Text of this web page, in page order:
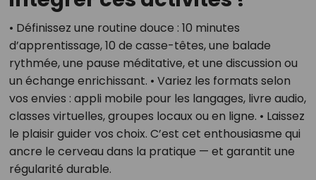
• Définissez une routine douce : 10 minutes
d’apprentissage, 10 de casse-têtes, une balade
rythmée, une pause méditative, et une discussion ou
un échange enrichissant. • Variez les formats selon
vos envies : appli mobile pour les langages, livre audio,
classes virtuelles, groupes locaux ou en ligne. • Laissez
le plaisir guider vos choix. C’est cet enthousiasme qui
ancre le cerveau dans la pratique — et garantit une
régularité durable.